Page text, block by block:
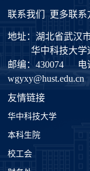
联系我们 更多联系
地址：湖北省武汉
华中科技大学逸
邮编：430074
电
wgyxy@hust.edu.cn
友情链接
华中科技大学
本科生院
校工会